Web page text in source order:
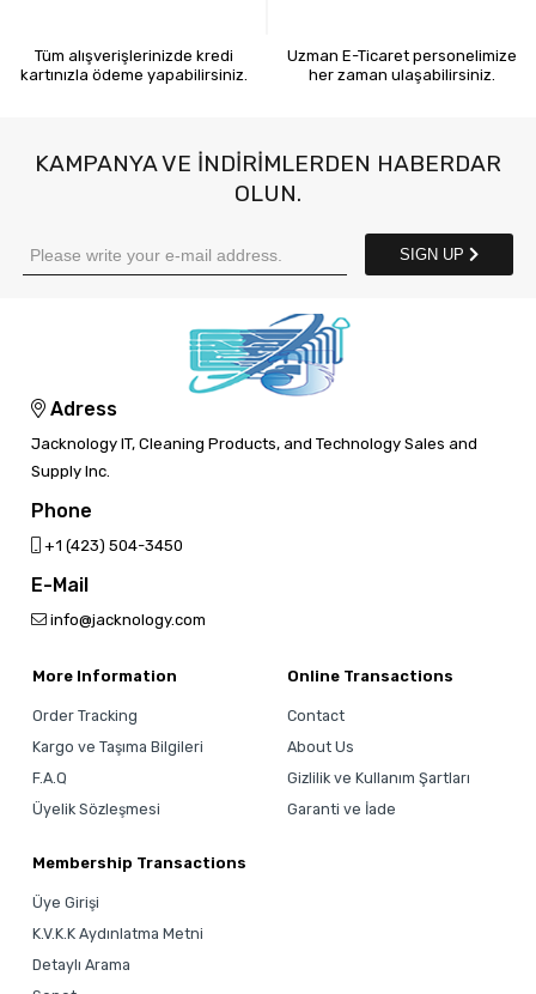
Tüm alışverişlerinizde kredi
kartınızla ödeme yapabilirsiniz.
Uzman E-Ticaret personelimize
her zaman ulaşabilirsiniz.
KAMPANYA VE INDIRIMLERDEN HABERDAR
OLUN.
SIGN UP
Adress
Jacknology IT, Cleaning Products, and Technology Sales and
Supply Inc.
Phone
‎+1 (423) 504-3450
E-Mail
info@jacknology.com
More Information
Order Tracking
Kargo ve Taşıma Bilgileri
F.A.Q
Üyelik Sözleşmesi
Online Transactions
Contact
About Us
Gizlilik ve Kullanım Şartları
Garanti ve İade
Membership Transactions
Üye Girişi
K.V.K.K Aydınlatma Metni
Detaylı Arama